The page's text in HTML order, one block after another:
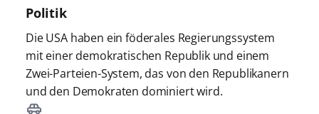
Politik
Die USA haben ein föderales Regierungssystem
mit einer demokratischen Republik und einem
Zwei-Parteien-System, das von den Republikanern
und den Demokraten dominiert wird.